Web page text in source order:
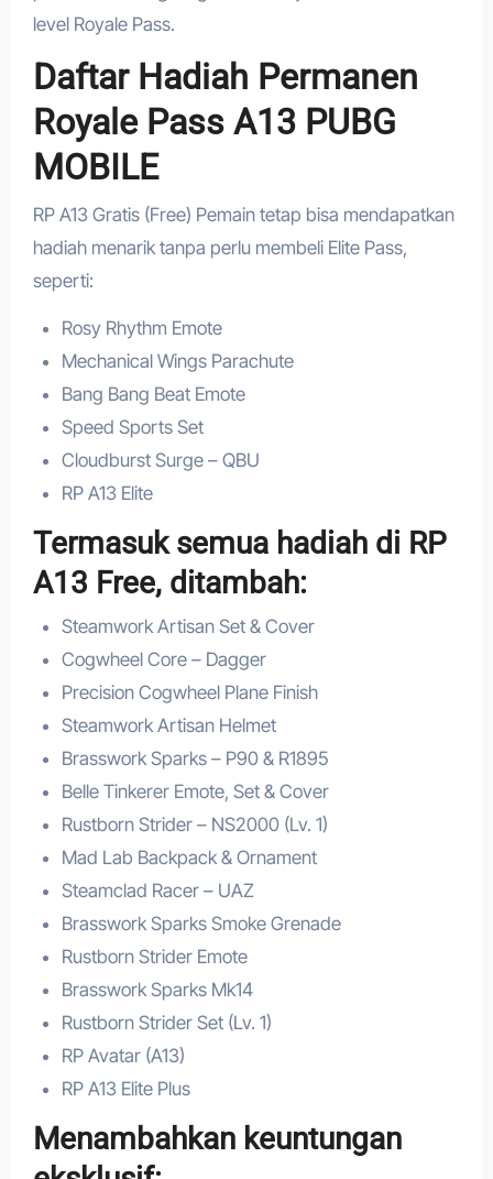
level Royale Pass.
Daftar Hadiah Permanen
Royale Pass A13 PUBG
MOBILE
RP A13 Gratis (Free) Pemain tetap bisa mendapatkan
hadiah menarik tanpa perlu membeli Elite Pass,
seperti:
Rosy Rhythm Emote
Mechanical Wings Parachute
Bang Bang Beat Emote
Speed Sports Set
Cloudburst Surge – QBU
RP A13 Elite
Termasuk semua hadiah di RP
A13 Free, ditambah:
Steamwork Artisan Set & Cover
Cogwheel Core – Dagger
Precision Cogwheel Plane Finish
Steamwork Artisan Helmet
Brasswork Sparks – P90 & R1895
Belle Tinkerer Emote, Set & Cover
Rustborn Strider – NS2000 (Lv. 1)
Mad Lab Backpack & Ornament
Steamclad Racer – UAZ
Brasswork Sparks Smoke Grenade
Rustborn Strider Emote
Brasswork Sparks Mk14
Rustborn Strider Set (Lv. 1)
RP Avatar (A13)
RP A13 Elite Plus
Menambahkan keuntungan